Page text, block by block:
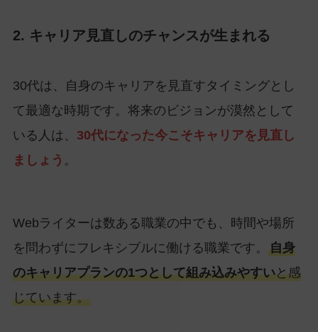
2. キャリア見直しのチャンスが生まれる
30代は、自身のキャリアを見直すタイミングとし
て最適な時期です。将来のビジョンが漠然として
いる人は、 30代になった今こそキャリアを見直し
ましょう 。
Webライターは数ある職業の中でも、時間や場所
を問わずにフレキシブルに働ける職業です。 自身
のキャリアプランの1つとして組み込みやすいと感
じています。